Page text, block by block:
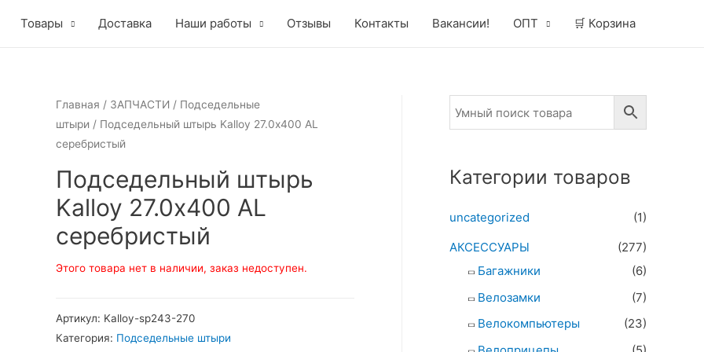
Товары Доставка Наши работы Отзывы Контакты Вакансии! ОПТ 🛒 Корзина
Главная / ЗАПЧАСТИ / Подседельные
штыри / Подседельный штырь Kalloy 27.0х400 AL
серебристый
Подседельный штырь
Kalloy 27.0х400 AL
серебристый
Этого товара нет в наличии, заказ недоступен.
Артикул: Kalloy-sp243-270
Категория: Подседельные штыри
Категории товаров
uncategorized
(1)
АКСЕССУАРЫ
(277)
Багажники
(6)
Велозамки
(7)
Велокомпьютеры
(23)